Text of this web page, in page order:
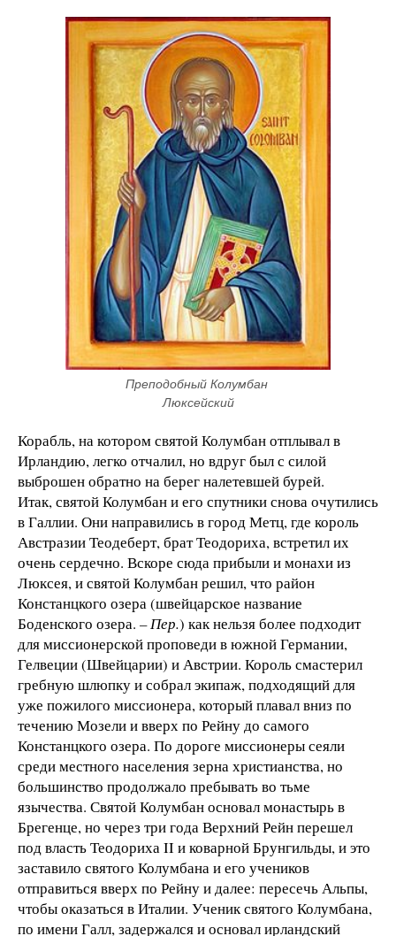
Преподобный Колумбан
Люксейский
Корабль, на котором святой Колумбан отплывал в
Ирландию, легко отчалил, но вдруг был с силой
выброшен обратно на берег налетевшей бурей.
Итак, святой Колумбан и его спутники снова очутились
в Галлии. Они направились в город Метц, где король
Австразии Теодеберт, брат Теодориха, встретил их
очень сердечно. Вскоре сюда прибыли и монахи из
Люксея, и святой Колумбан решил, что район
Констанцкого озера (швейцарское название
Боденского озера. – Пер.) как нельзя более подходит
для миссионерской проповеди в южной Германии,
Гелвеции (Швейцарии) и Австрии. Король смастерил
гребную шлюпку и собрал экипаж, подходящий для
уже пожилого миссионера, который плавал вниз по
течению Мозели и вверх по Рейну до самого
Констанцкого озера. По дороге миссионеры сеяли
среди местного населения зерна христианства, но
большинство продолжало пребывать во тьме
язычества. Святой Колумбан основал монастырь в
Брегенце, но через три года Верхний Рейн перешел
под власть Теодориха II и коварной Брунгильды, и это
заставило святого Колумбана и его учеников
отправиться вверх по Рейну и далее: пересечь Альпы,
чтобы оказаться в Италии. Ученик святого Колумбана,
по имени Галл, задержался и основал ирландский